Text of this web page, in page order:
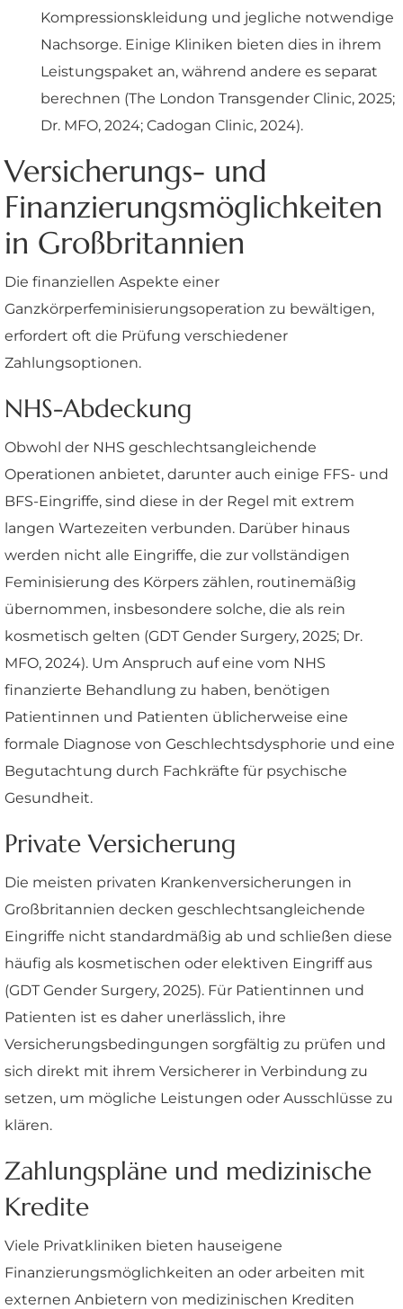
Kompressionskleidung und jegliche notwendige
Nachsorge. Einige Kliniken bieten dies in ihrem
Leistungspaket an, während andere es separat
berechnen (The London Transgender Clinic, 2025;
Dr. MFO, 2024; Cadogan Clinic, 2024).
Versicherungs- und
Finanzierungsmöglichkeiten
in Großbritannien
Die finanziellen Aspekte einer
Ganzkörperfeminisierungsoperation zu bewältigen,
erfordert oft die Prüfung verschiedener
Zahlungsoptionen.
NHS-Abdeckung
Obwohl der NHS geschlechtsangleichende
Operationen anbietet, darunter auch einige FFS- und
BFS-Eingriffe, sind diese in der Regel mit extrem
langen Wartezeiten verbunden. Darüber hinaus
werden nicht alle Eingriffe, die zur vollständigen
Feminisierung des Körpers zählen, routinemäßig
übernommen, insbesondere solche, die als rein
kosmetisch gelten (GDT Gender Surgery, 2025; Dr.
MFO, 2024). Um Anspruch auf eine vom NHS
finanzierte Behandlung zu haben, benötigen
Patientinnen und Patienten üblicherweise eine
formale Diagnose von Geschlechtsdysphorie und eine
Begutachtung durch Fachkräfte für psychische
Gesundheit.
Private Versicherung
Die meisten privaten Krankenversicherungen in
Großbritannien decken geschlechtsangleichende
Eingriffe nicht standardmäßig ab und schließen diese
häufig als kosmetischen oder elektiven Eingriff aus
(GDT Gender Surgery, 2025). Für Patientinnen und
Patienten ist es daher unerlässlich, ihre
Versicherungsbedingungen sorgfältig zu prüfen und
sich direkt mit ihrem Versicherer in Verbindung zu
setzen, um mögliche Leistungen oder Ausschlüsse zu
klären.
Zahlungspläne und medizinische
Kredite
Viele Privatkliniken bieten hauseigene
Finanzierungsmöglichkeiten an oder arbeiten mit
externen Anbietern von medizinischen Krediten